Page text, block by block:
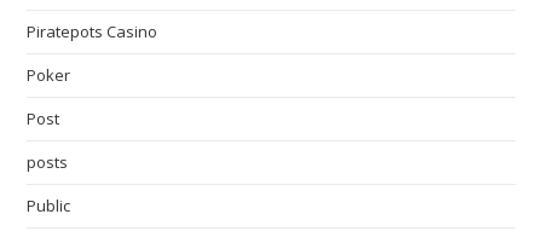
Piratepots Casino
Poker
Post
posts
Public